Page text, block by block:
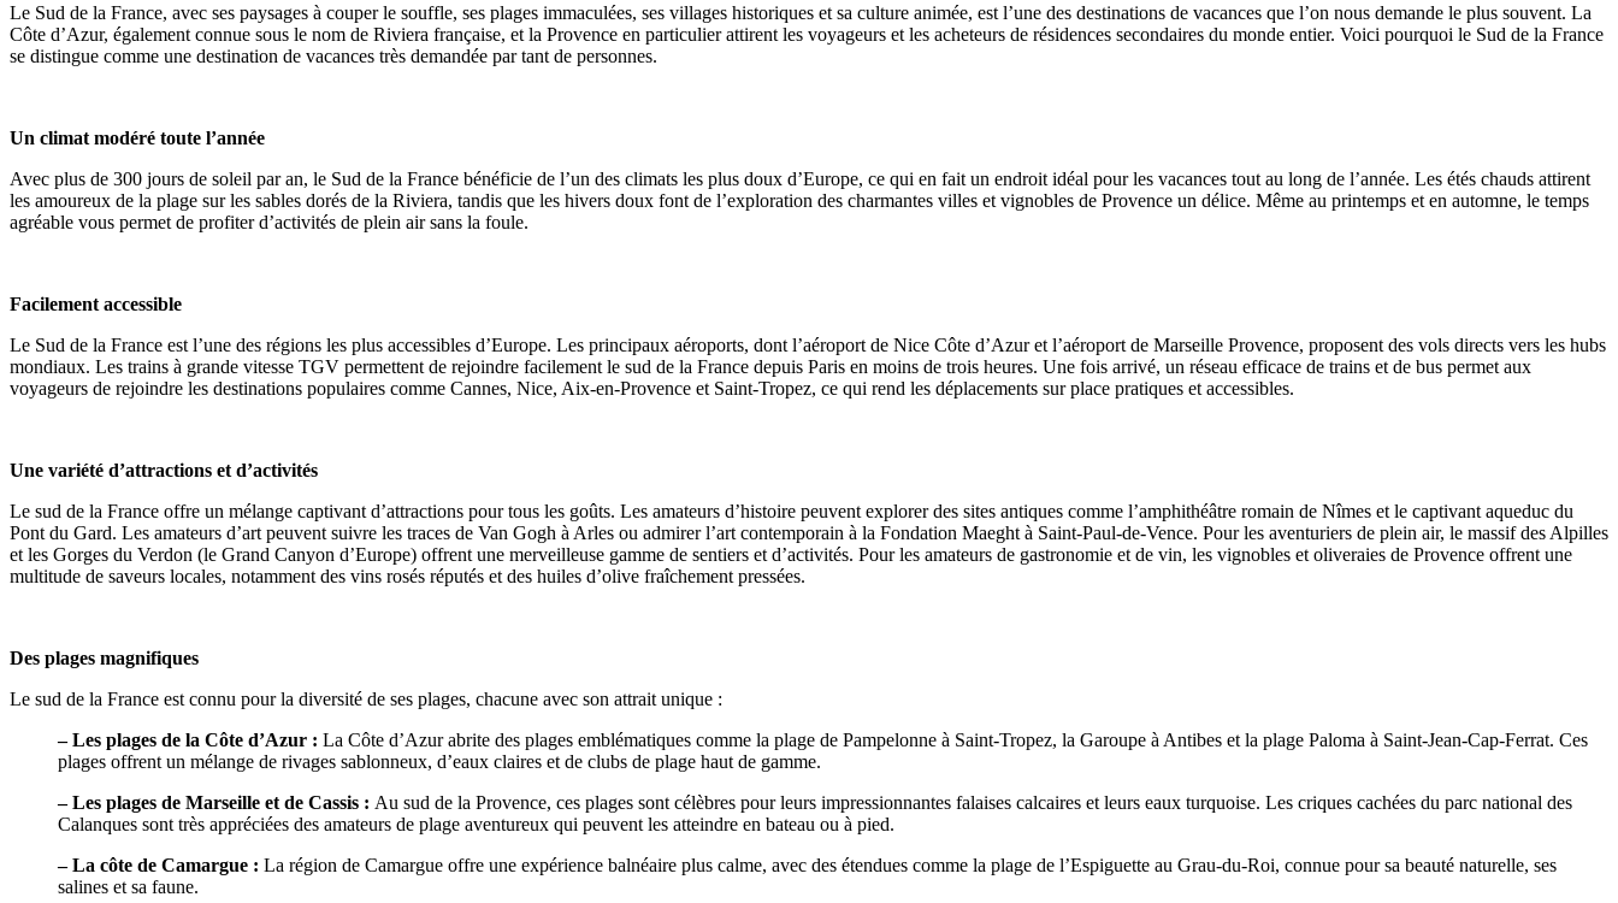
Le Sud de la France, avec ses paysages à couper le souffle, ses plages immaculées, ses villages historiques et sa culture animée, est l’une des destinations de vacances que l’on nous demande le plus souvent. La
Côte d’Azur, également connue sous le nom de Riviera française, et la Provence en particulier attirent les voyageurs et les acheteurs de résidences secondaires du monde entier. Voici pourquoi le Sud de la France
se distingue comme une destination de vacances très demandée par tant de personnes.
Un climat modéré toute l’année
Avec plus de 300 jours de soleil par an, le Sud de la France bénéficie de l’un des climats les plus doux d’Europe, ce qui en fait un endroit idéal pour les vacances tout au long de l’année. Les étés chauds attirent
les amoureux de la plage sur les sables dorés de la Riviera, tandis que les hivers doux font de l’exploration des charmantes villes et vignobles de Provence un délice. Même au printemps et en automne, le temps
agréable vous permet de profiter d’activités de plein air sans la foule.
Facilement accessible
Le Sud de la France est l’une des régions les plus accessibles d’Europe. Les principaux aéroports, dont l’aéroport de Nice Côte d’Azur et l’aéroport de Marseille Provence, proposent des vols directs vers les hubs
mondiaux. Les trains à grande vitesse TGV permettent de rejoindre facilement le sud de la France depuis Paris en moins de trois heures. Une fois arrivé, un réseau efficace de trains et de bus permet aux
voyageurs de rejoindre les destinations populaires comme Cannes, Nice, Aix-en-Provence et Saint-Tropez, ce qui rend les déplacements sur place pratiques et accessibles.
Une variété d’attractions et d’activités
Le sud de la France offre un mélange captivant d’attractions pour tous les goûts. Les amateurs d’histoire peuvent explorer des sites antiques comme l’amphithéâtre romain de Nîmes et le captivant aqueduc du
Pont du Gard. Les amateurs d’art peuvent suivre les traces de Van Gogh à Arles ou admirer l’art contemporain à la Fondation Maeght à Saint-Paul-de-Vence. Pour les aventuriers de plein air, le massif des Alpilles
et les Gorges du Verdon (le Grand Canyon d’Europe) offrent une merveilleuse gamme de sentiers et d’activités. Pour les amateurs de gastronomie et de vin, les vignobles et oliveraies de Provence offrent une
multitude de saveurs locales, notamment des vins rosés réputés et des huiles d’olive fraîchement pressées.
Des plages magnifiques
Le sud de la France est connu pour la diversité de ses plages, chacune avec son attrait unique :
– Les plages de la Côte d’Azur : La Côte d’Azur abrite des plages emblématiques comme la plage de Pampelonne à Saint-Tropez, la Garoupe à Antibes et la plage Paloma à Saint-Jean-Cap-Ferrat. Ces
plages offrent un mélange de rivages sablonneux, d’eaux claires et de clubs de plage haut de gamme.
– Les plages de Marseille et de Cassis : Au sud de la Provence, ces plages sont célèbres pour leurs impressionnantes falaises calcaires et leurs eaux turquoise. Les criques cachées du parc national des
Calanques sont très appréciées des amateurs de plage aventureux qui peuvent les atteindre en bateau ou à pied.
– La côte de Camargue : La région de Camargue offre une expérience balnéaire plus calme, avec des étendues comme la plage de l’Espiguette au Grau-du-Roi, connue pour sa beauté naturelle, ses
salines et sa faune.